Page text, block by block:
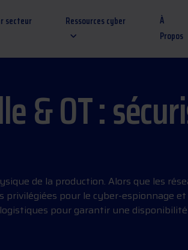
secteur Ressources cyber
À
Propos
& OT :
de la production. Alors que les
privilégiées pour le cyber-espionnage
pour garantir une